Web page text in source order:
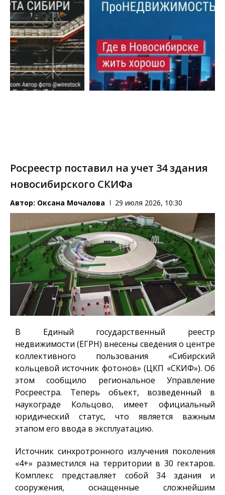
Росреестр поставил на учет 34 здания
новосибирского СКИФа
Автор: Оксана Мочалова 29 июля 2026, 10:30
В Единый государственный реестр
недвижимости (ЕГРН) внесены сведения о центре
коллективного пользования «Сибирский
кольцевой источник фотонов» (ЦКП «СКИФ»). Об
этом сообщило региональное Управление
Росреестра. Теперь объект, возведенный в
наукограде Кольцово, имеет официальный
юридический статус, что является важным
этапом его ввода в эксплуатацию.
Источник синхротронного излучения поколения
«4+» разместился на территории в 30 гектаров.
Комплекс представляет собой 34 здания и
сооружения, оснащенные сложнейшим